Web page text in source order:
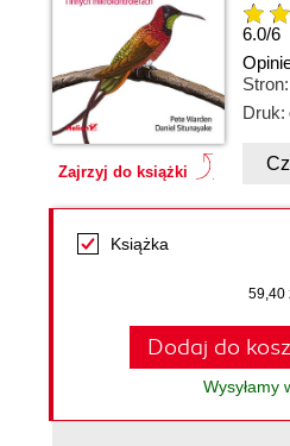
Zajrzyj do książki
6.0/6
Stron:
Druk:
Książka
59,40
Dodaj do
Wysyłamy